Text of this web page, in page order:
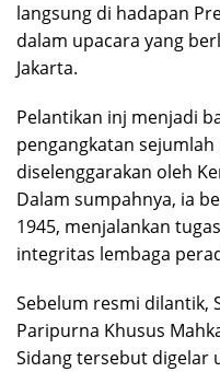
langsung di hadapan
dalam upacara yang
Jakarta.
Pelantikan inj menjadi
pengangkatan
diselenggarakan oleh
Dalam sumpahnya, ia
1945, menjalankan
integritas lembaga
Sebelum resmi dilantik,
Paripurna Khusus
Sidang tersebut digelar